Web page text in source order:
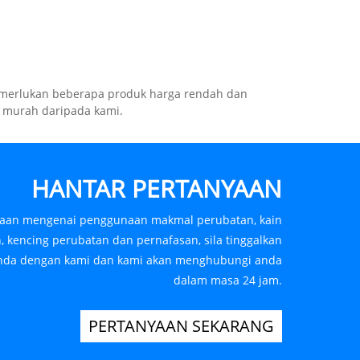
beberapa produk harga rendah dan
daripada kami.
HANTAR PERTANYAAN
mengenai penggunaan makmal perubatan, kain
kencing perubatan dan pernafasan, sila tinggalkan
dengan kami dan kami akan menghubungi anda
dalam masa 24 jam.
PERTANYAAN SEKARANG